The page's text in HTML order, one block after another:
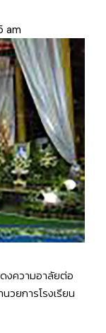
am
งความอาลัยต่อ
วยการโรงเรียน